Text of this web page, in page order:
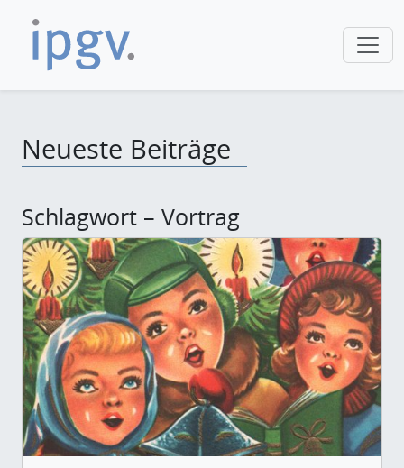
Neueste Beiträge
Schlagwort – Vortrag